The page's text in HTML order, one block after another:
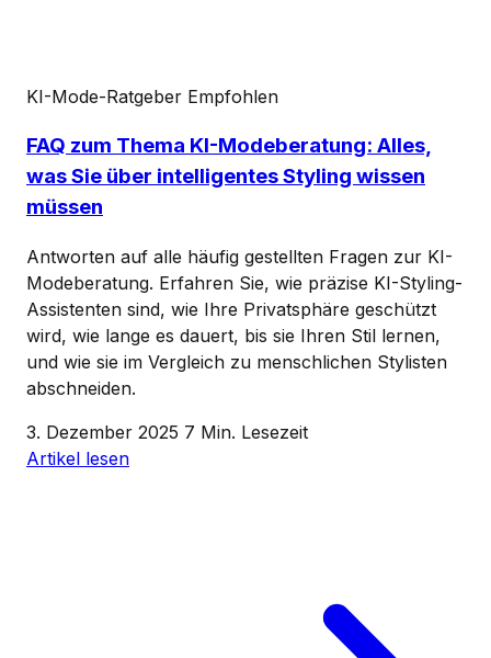
KI-Mode-Ratgeber Empfohlen
FAQ zum Thema KI-Modeberatung: Alles,
was Sie über intelligentes Styling wissen
müssen
Antworten auf alle häufig gestellten Fragen zur KI-
Modeberatung. Erfahren Sie, wie präzise KI-Styling-
Assistenten sind, wie Ihre Privatsphäre geschützt
wird, wie lange es dauert, bis sie Ihren Stil lernen,
und wie sie im Vergleich zu menschlichen Stylisten
abschneiden.
3. Dezember 2025 7 Min. Lesezeit
Artikel lesen